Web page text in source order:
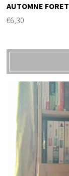
AUTOMNE FORET
€6,30